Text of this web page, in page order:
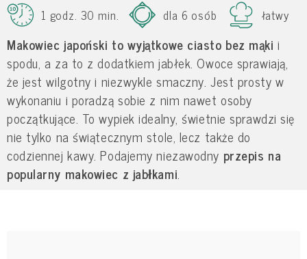
1 godz. 30 min.
dla 6 osób łatwy
Makowiec japoński to wyjątkowe ciasto bez mąki i
spodu, a za to z dodatkiem jabłek. Owoce sprawiają,
że jest wilgotny i niezwykle smaczny. Jest prosty w
wykonaniu i poradzą sobie z nim nawet osoby
początkujące. To wypiek idealny, świetnie sprawdzi się
nie tylko na świątecznym stole, lecz także do
codziennej kawy. Podajemy niezawodny przepis na
popularny makowiec z jabłkami.